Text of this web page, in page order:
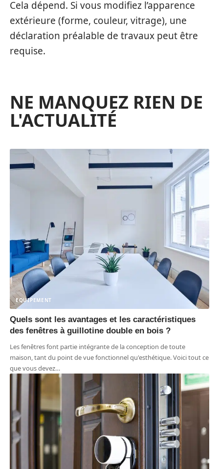
Cela dépend. Si vous modifiez l’apparence
extérieure (forme, couleur, vitrage), une
déclaration préalable de travaux peut être
requise.
NE MANQUEZ RIEN DE
L'ACTUALITÉ
EQUIPEMENT
Quels sont les avantages et les caractéristiques
des fenêtres à guillotine double en bois ?
Les fenêtres font partie intégrante de la conception de toute
maison, tant du point de vue fonctionnel qu'esthétique. Voici tout ce
que vous devez…